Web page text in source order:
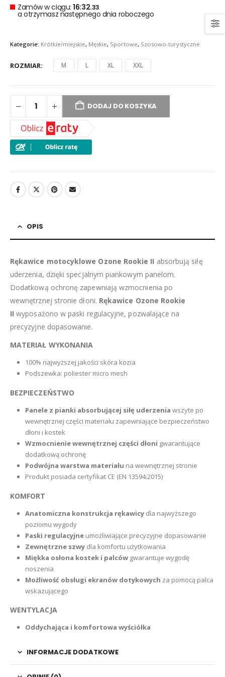
Zamów w ciągu:16:32.33
a otrzymasz następnego dnia roboczego
Kategorie: Krótkie/miejskie, Męskie, Sportowe, Szosowo-turystyczne
ROZMIAR M L XL XXL
DODAJ DO KOSZYKA
OPIS
Rękawice motocyklowe Ozone Rookie II absorbują siłę
uderzenia, dzięki specjalnym piankowym panelom.
Dodatkową ochronę zapewniają wzmocnienia po
wewnętrznej stronie dłoni. Rękawice Ozone Rookie
II wyposażono w paski regulacyjne, pozwalające na
precyzyjne dopasowanie.
MATERIAŁ WYKONANIA
100% najwyższej jakości skóra kozia
Podszewka: poliester micro mesh
BEZPIECZEŃSTWO
Panele z pianki absorbującej siłę uderzenia wszyte po
wewnętrznej części materiału zapewniające bezpieczeństwo
dłoni i kostek
Wzmocnienie wewnętrznej części dłoni gwarantujące
dodatkową ochronę
Podwójna warstwa materiału na wewnętrznej stronie
Produkt posiada certyfikat CE (EN 13594:2015)
KOMFORT
Anatomiczna konstrukcja rękawicydla najwyższego
poziomu wygody
Paski regulacyjneumożliwiające precyzyjne dopasowanie
Zewnętrzne szwydla komfortu użytkowania
Miękka osłona kostek i palcówgwarantuje wygodę
noszenia
Możliwość obsługi ekranów dotykowych za pomocą palca
wskazującego
WENTYLACJA
Oddychająca i komfortowa wyściółka
INFORMACJE DODATKOWE